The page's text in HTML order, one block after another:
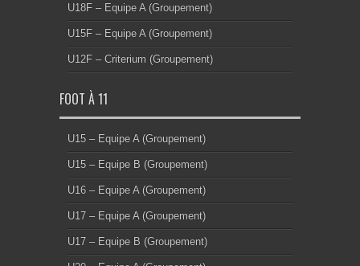
U18F – Equipe A (Groupement)
U15F – Equipe A (Groupement)
U12F – Criterium (Groupement)
FOOT À 11
U15 – Equipe A (Groupement)
U15 – Equipe B (Groupement)
U16 – Equipe A (Groupement)
U17 – Equipe A (Groupement)
U17 – Equipe B (Groupement)